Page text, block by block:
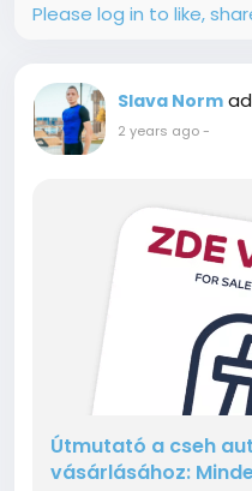
Please log in to like,
Slava Norm
2 years ago-
Útmutató a cseh
vásárlásához: